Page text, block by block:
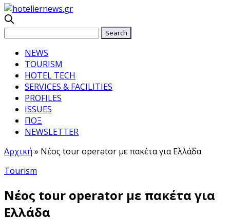
NEWS
TOURISM
HOTEL TECH
SERVICES & FACILITIES
PROFILES
ISSUES
ΠΟΞ
NEWSLETTER
Αρχική » Νέος tour operator με πακέτα για Ελλάδα
Tourism
Νέος tour operator με πακέτα για
Ελλάδα